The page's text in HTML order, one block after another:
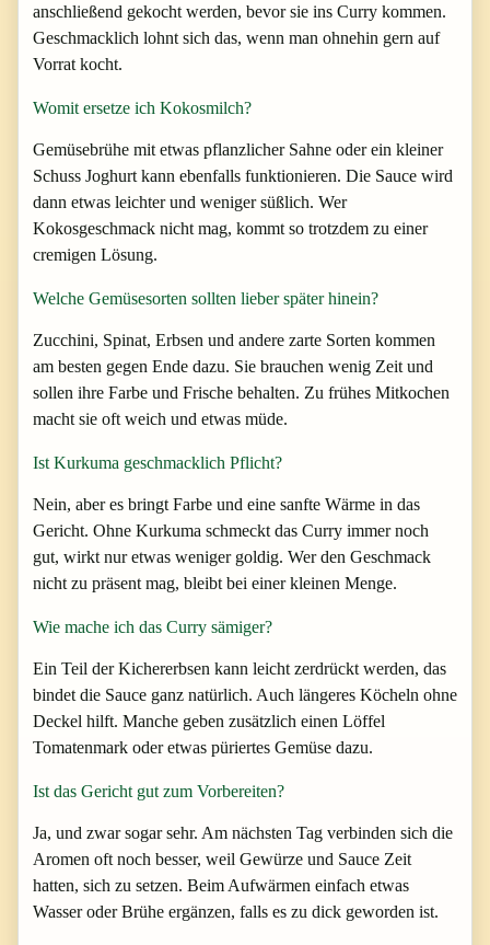
anschließend gekocht werden, bevor sie ins Curry kommen.
Geschmacklich lohnt sich das, wenn man ohnehin gern auf
Vorrat kocht.
Womit ersetze ich Kokosmilch?
Gemüsebrühe mit etwas pflanzlicher Sahne oder ein kleiner
Schuss Joghurt kann ebenfalls funktionieren. Die Sauce wird
dann etwas leichter und weniger süßlich. Wer
Kokosgeschmack nicht mag, kommt so trotzdem zu einer
cremigen Lösung.
Welche Gemüsesorten sollten lieber später hinein?
Zucchini, Spinat, Erbsen und andere zarte Sorten kommen
am besten gegen Ende dazu. Sie brauchen wenig Zeit und
sollen ihre Farbe und Frische behalten. Zu frühes Mitkochen
macht sie oft weich und etwas müde.
Ist Kurkuma geschmacklich Pflicht?
Nein, aber es bringt Farbe und eine sanfte Wärme in das
Gericht. Ohne Kurkuma schmeckt das Curry immer noch
gut, wirkt nur etwas weniger goldig. Wer den Geschmack
nicht zu präsent mag, bleibt bei einer kleinen Menge.
Wie mache ich das Curry sämiger?
Ein Teil der Kichererbsen kann leicht zerdrückt werden, das
bindet die Sauce ganz natürlich. Auch längeres Köcheln ohne
Deckel hilft. Manche geben zusätzlich einen Löffel
Tomatenmark oder etwas püriertes Gemüse dazu.
Ist das Gericht gut zum Vorbereiten?
Ja, und zwar sogar sehr. Am nächsten Tag verbinden sich die
Aromen oft noch besser, weil Gewürze und Sauce Zeit
hatten, sich zu setzen. Beim Aufwärmen einfach etwas
Wasser oder Brühe ergänzen, falls es zu dick geworden ist.